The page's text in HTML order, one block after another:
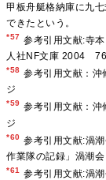
甲板舟艇格納庫に九
できたという。
*57 参考引用文献:寺
人社NF文庫 2004
*58 参考引用文献：
ジ
*59 参考引用文献：
ジ
*60 参考引用文献:渦
作業隊の記録」渦潮
*61
参考引用文献:渦